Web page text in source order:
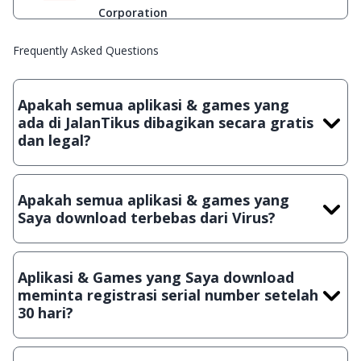
Corporation
Frequently Asked Questions
Apakah semua aplikasi & games yang
ada di JalanTikus dibagikan secara gratis
dan legal?
Ya, JalanTikus hanya membagikan aplikasi & games yang
crack, patch atau semacamnya.
Apakah semua aplikasi & games yang
Saya download terbebas dari Virus?
Ya, JalanTikus selalu melakukan scanning dengan 3 jenis
suatu aplikasi atau games, sehingga bisa dijamin 100%
terbebas dari virus.
Aplikasi & Games yang Saya download
meminta registrasi serial number setelah
30 hari?
Meskipun dibagikan secara gratis, namun ada beberapa